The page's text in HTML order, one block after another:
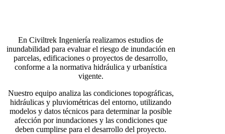
En Civiltrek Ingeniería realizamos estudios de
inundabilidad para evaluar el riesgo de inundación en
parcelas, edificaciones o proyectos de desarrollo,
conforme a la normativa hidráulica y urbanística
vigente.
Nuestro equipo analiza las condiciones topográficas,
hidráulicas y pluviométricas del entorno, utilizando
modelos y datos técnicos para determinar la posible
afección por inundaciones y las condiciones que
deben cumplirse para el desarrollo del proyecto.